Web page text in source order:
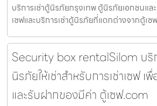
บริการเช่าตู้นิรภัยกรุงเทพ ตู้นิรภัยเอกชนแล
เซฟและบริการเช่าตู้นิรภัยที่แตกต่างจากตู้เซ
Security box rentalSilom บ
นิรภัยให้เช่าสำหรับการเช่าเซฟ
และรับฝากของมีค่า ตู้เซฟ.com